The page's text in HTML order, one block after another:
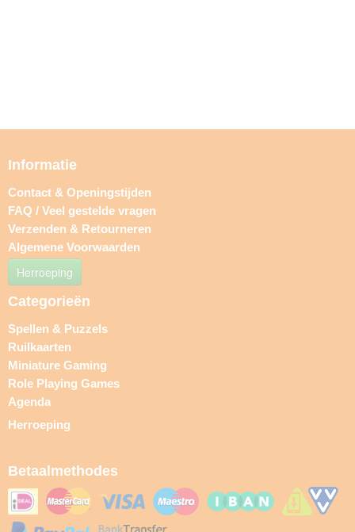
Informatie
Contact & Openingstijden
FAQ / Veel gestelde vragen
Verzenden & Retourneren
Algemene Voorwaarden
Herroeping
Categorieën
Spellen & Puzzels
Ruilkaarten
Miniature Gaming
Role Playing Games
Agenda
Herroeping
Betaalmethodes